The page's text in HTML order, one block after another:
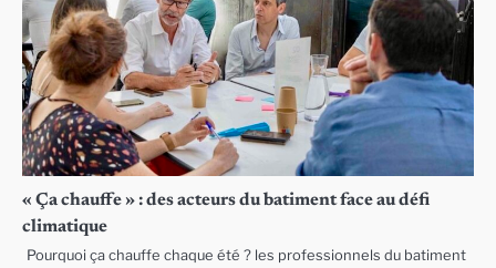
« Ça chauffe » : des acteurs du batiment face au défi
climatique
Pourquoi ça chauffe chaque été ? les professionnels du batiment